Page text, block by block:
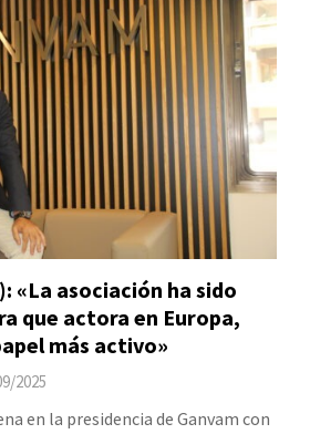
«La asociación ha sido
que actora en Europa,
más activo»
2025
en la presidencia de Ganvam con